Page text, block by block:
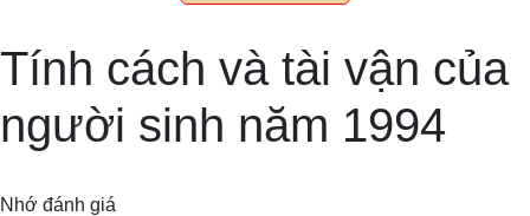
Tính cách và tài vận của
người sinh năm 1994
Nhớ đánh giá